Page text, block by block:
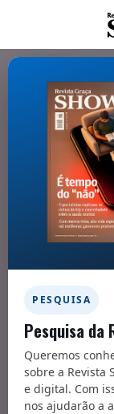
PESQUISA
Pesquisa da
Queremos
sobre a Revista
e digital. Com
nos ajudarão a
Na
01/02/2020